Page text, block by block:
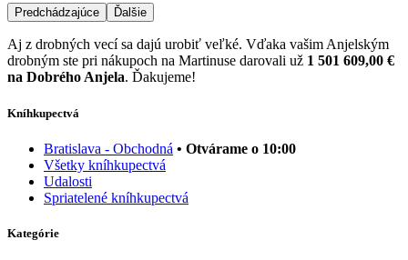
Predchádzajúce Ďalšie
Aj z drobných vecí sa dajú urobiť veľké. Vďaka vašim Anjelským
drobným ste pri nákupoch na Martinuse darovali už 1 501 609,00 €
na Dobrého Anjela. Ďakujeme!
Kníhkupectvá
Bratislava - Obchodná • Otvárame o 10:00
Všetky kníhkupectvá
Udalosti
Spriatelené kníhkupectvá
Kategórie